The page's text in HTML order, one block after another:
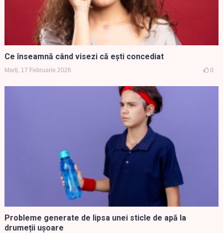
Ce înseamnă când visezi că ești concediat
Marți, 17 Februarie 2026 0
Probleme generate de lipsa unei sticle de apă la
drumeții ușoare